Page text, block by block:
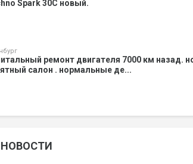
Spark 30C новый.
ремонт двигателя 7000 км назад.
салон . нормальные де...